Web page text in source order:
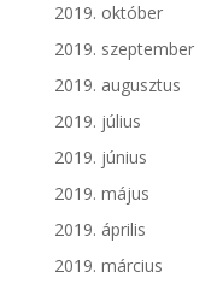
2019. október
2019. szeptember
2019. augusztus
2019. július
2019. június
2019. május
2019. április
2019. március